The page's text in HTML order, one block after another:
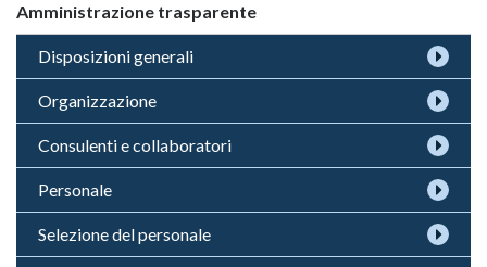
Amministrazione trasparente
Disposizioni generali
Organizzazione
Consulenti e collaboratori
Personale
Selezione del personale